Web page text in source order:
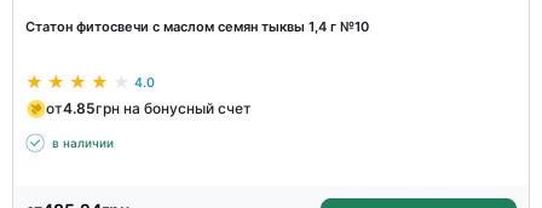
Статон фитосвечи с маслом семян тыквы 1,4 г №10
4.0
от4.85грн на бонусный счет
в наличии